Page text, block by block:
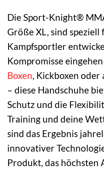
Die Sport-Knight®
Größe XL, sind
Kampfsportler
Kompromisse
Boxen, Kickboxen
– diese Handschuhe
Schutz und die
Training und deine
sind das Ergebnis
innovativer
Produkt, das höchsten